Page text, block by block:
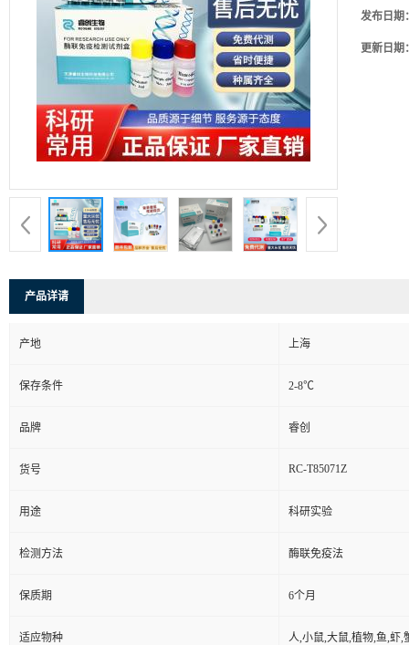
发布日期
更新日期
产品详请
产地 上海
保存条件 2-8℃
品牌 睿创
货号 RC-T85071Z
用途 科研实验
检测方法 酶联免疫法
保质期 6个月
适应物种 人,小鼠,大鼠,植物,鱼,虾,